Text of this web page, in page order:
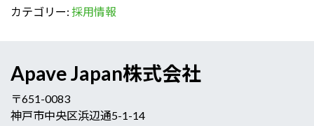
カテゴリー: 採用情報
Apave Japan株式会社
〒651-0083
神戸市中央区浜辺通5-1-14